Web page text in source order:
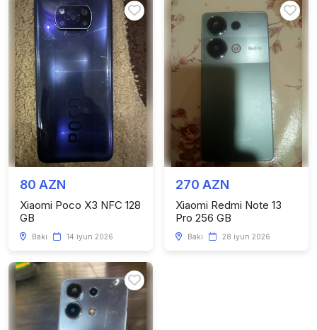
80 AZN
Xiaomi Poco X3 NFC 128
GB
Bakı 14 iyun 2026
270 AZN
Xiaomi Redmi Note 13
Pro 256 GB
Bakı 28 iyun 2026